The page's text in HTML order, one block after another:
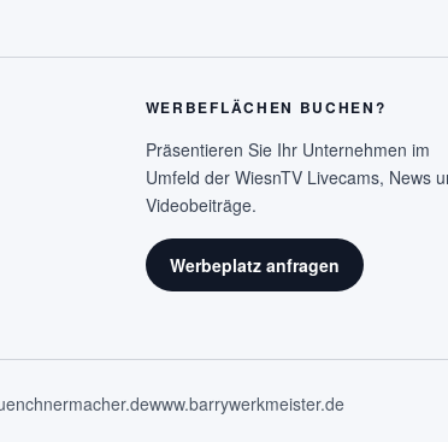
WERBEFLÄCHEN BUCHEN?
Präsentieren Sie Ihr Unternehmen im
Umfeld der WiesnTV Livecams, News
Videobeiträge.
Werbeplatz anfragen
www.barrywerkmeister.de